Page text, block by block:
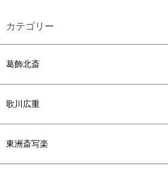
カテゴリー
葛飾北斎
歌川広重
東洲斎写楽